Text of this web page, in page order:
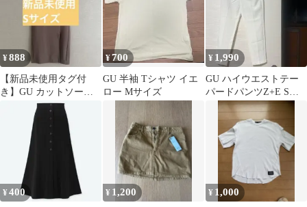
¥888
【新品未使用タグ付
き】GU カットソー
ナローミディスカー
ト ダークブラシ
¥700
GU 半袖 Tシャツ イエ
ロー Mサイズ
¥ 1,990
GU ハイウエストテー
パードパンツZ+E Sサ
イズ
¥400 ¥ 1,200 ¥ 1,000